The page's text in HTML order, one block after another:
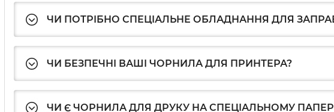
ЧИ ПОТРІБНО СПЕЦІАЛЬНЕ ОБЛАДНАННЯ ДЛЯ
ЧИ БЕЗПЕЧНІ ВАШІ ЧОРНИЛА ДЛЯ ПРИНТЕРА?
ЧИ Є ЧОРНИЛА ДЛЯ ДРУКУ НА СПЕЦІАЛЬНОМУ